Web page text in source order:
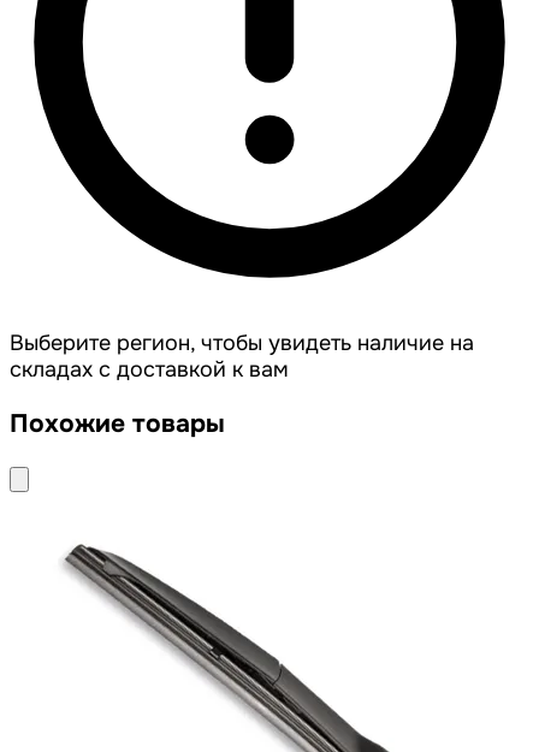
Выберите регион, чтобы увидеть наличие на
складах с доставкой к вам
Похожие товары